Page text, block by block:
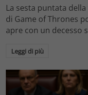
La sesta puntata
di Game of Thrones
apre con un decesso
Leggi di più